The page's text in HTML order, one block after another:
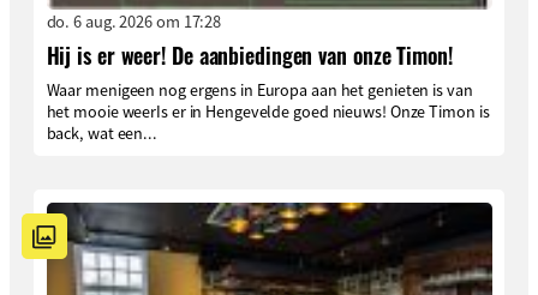
do. 6 aug. 2026 om 17:28
Hij is er weer! De aanbiedingen van onze Timon!
Waar menigeen nog ergens in Europa aan het genieten is van
het mooie weerIs er in Hengevelde goed nieuws! Onze Timon is
back, wat een...